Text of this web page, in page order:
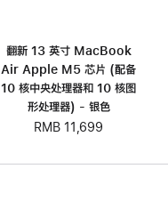
翻新 13 英寸 MacBook
Air Apple M5 芯片 (配备
10 核中央处理器和 10 核图
形处理器) - 银色
RMB 11,699